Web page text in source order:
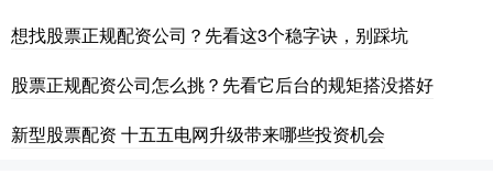
想找股票正规配资公司？先看这3个稳字诀，别踩坑
股票正规配资公司怎么挑？先看它后台的规矩搭没搭好
新型股票配资 十五五电网升级带来哪些投资机会